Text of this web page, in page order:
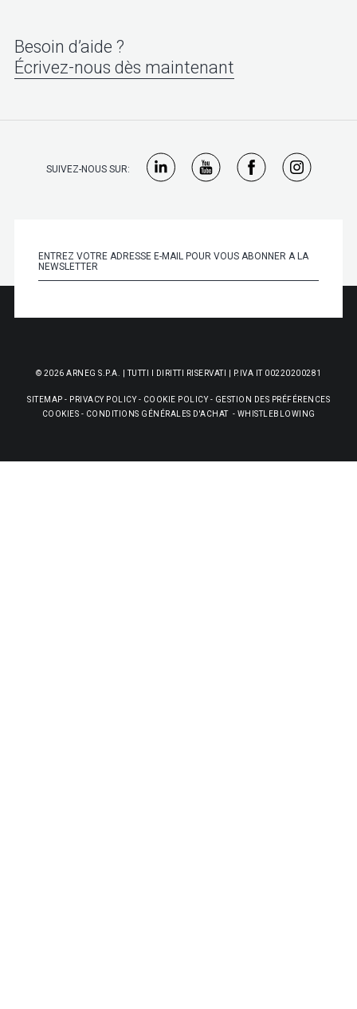
Besoin d’aide ?
Écrivez-nous dès maintenant
SUIVEZ-NOUS SUR:
© 2026 ARNEG S.P.A. | TUTTI I DIRITTI RISERVATI | P.IVA IT 00220200281
SITEMAP - PRIVACY POLICY- COOKIE POLICY- GESTION DES PRÉFÉRENCES
COOKIES - CONDITIONS GÉNÉRALES D'ACHAT- WHISTLEBLOWING